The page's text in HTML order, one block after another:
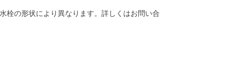
栓の形状により異なります。詳しくはお問い合